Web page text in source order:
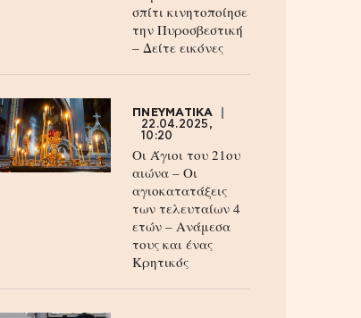
σπίτι κινητοποίησε
την Πυροσβεστική
– Δείτε εικόνες
ΠΝΕΥΜΑΤΙΚΑ
22.04.2025,
10:20
Οι Άγιοι του 21ου
αιώνα – Οι
αγιοκατατάξεις
των τελευταίων 4
ετών – Ανάμεσα
τους και ένας
Κρητικός